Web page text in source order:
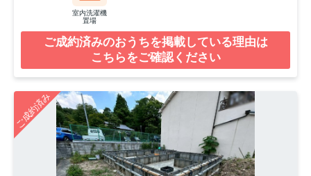
室内洗濯機
置場
ご成約済みのおうちを掲載している理由は
こちらをご確認ください
ご成約済み